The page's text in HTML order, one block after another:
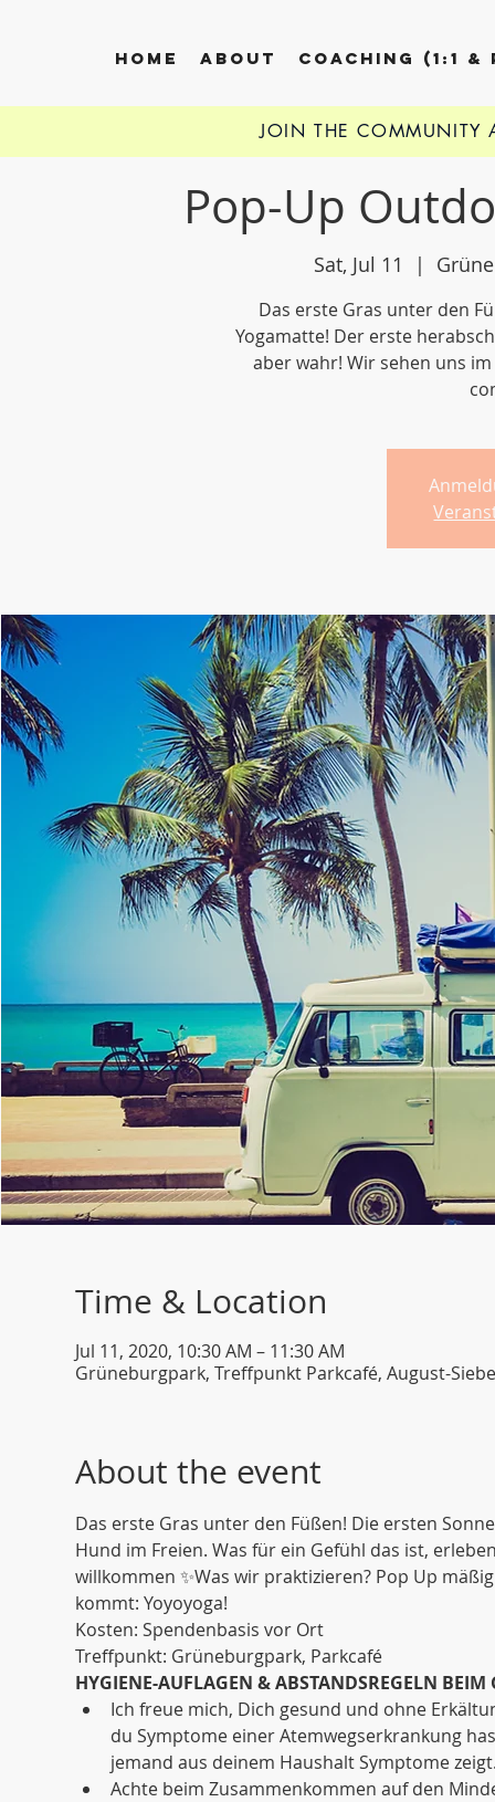
HOME ABOUT COACHING (1:1 &
Pop-Up
Sat, Jul 11
  |
Das erste Gras unter den
Yogamatte! Der erste
aber wahr! Wir sehen uns
Time & Location
Jul 11, 2020, 10:30 AM – 11:30 AM
Grüneburgpark, Treffpunkt Parkcafé, August-
About the event
Das erste Gras unter den Füßen! Die ersten
Hund im Freien. Was für ein Gefühl das ist,
willkommen ✨Was wir praktizieren? Pop Up
kommt: Yoyoyoga!
Kosten: Spendenbasis vor Ort
Treffpunkt: Grüneburgpark, Parkcafé
HYGIENE-AUFLAGEN & ABSTANDSREGELN
Ich freue mich, Dich gesund und ohne
du Symptome einer Atemwegserkrankung
jemand aus deinem Haushalt Symptome
Achte beim Zusammenkommen auf den
JOIN THE COMMUNITY